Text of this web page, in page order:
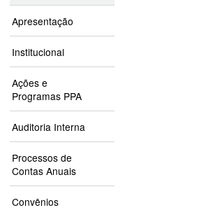
Apresentação
Institucional
Ações e
Programas PPA
Auditoria Interna
Processos de
Contas Anuais
Convênios